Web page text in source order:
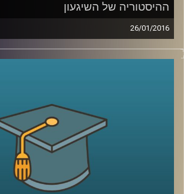
ההיסטוריה של השיגעון
26/01/2016
דוקטור נועה אלבלדה מספרת על
ניצבות בפני המדע שאלות גדולות
הסכיזופרניה, ונועה משתפת בהן
המחקר. גם לחברה אחריות רבה,
מהאוכלוסייה, בשגרה ה"נורמטיבית